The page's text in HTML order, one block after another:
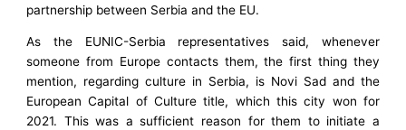
partnership between Serbia and the EU.
As the EUNIC-Serbia representatives said, whenever
someone from Europe contacts them, the first thing they
mention, regarding culture in Serbia, is Novi Sad and the
European Capital of Culture title, which this city won for
2021. This was a sufficient reason for them to initiate a